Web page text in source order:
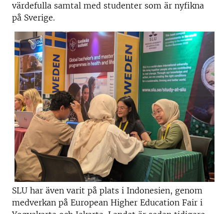
värdefulla samtal med studenter som är nyfikna
på Sverige.
SLU har även varit på plats i Indonesien, genom
medverkan på European Higher Education Fair i